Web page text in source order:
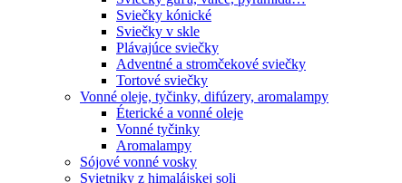
Sviečky kónické
Sviečky v skle
Plávajúce sviečky
Adventné a stromčekové sviečky
Tortové sviečky
Vonné oleje, tyčinky, difúzery, aromalampy
Éterické a vonné oleje
Vonné tyčinky
Aromalampy
Sójové vonné vosky
Svietniky z himalájskej soli